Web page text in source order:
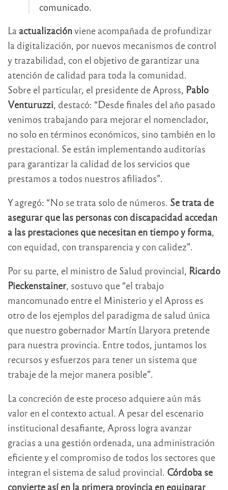
comunicado.
La actualizaciónviene acompañada de profundizar
la digitalización, por nuevos mecanismos de control
y trazabilidad, con el objetivo de garantizar una
atención de calidad para toda la comunidad.
Sobre el particular, el presidente de Apross, Pablo
Venturuzzi, destacó: “Desde finales del año pasado
venimos trabajando para mejorar el nomenclador,
no solo en términos económicos, sino también en lo
prestacional. Se están implementando auditorías
para garantizar la calidad de los servicios que
prestamos a todos nuestros afiliados”.
Y agregó: “No se trata solo de números. Se trata de
asegurar que las personas con discapacidad accedan
a las prestaciones que necesitan en tiempo y forma,
con equidad, con transparencia y con calidez”.
Por su parte, el ministro de Salud provincial, Ricardo
Pieckenstainer, sostuvo que “el trabajo
mancomunado entre el Ministerio y el Apross es
otro de los ejemplos del paradigma de salud única
que nuestro gobernador Martín Llaryora pretende
para nuestra provincia. Entre todos, juntamos los
recursos y esfuerzos para tener un sistema que
trabaje de la mejor manera posible”.
La concreción de este proceso adquiere aún más
valor en el contexto actual. A pesar del escenario
institucional desafiante, Apross logra avanzar
gracias a una gestión ordenada, una administración
eficiente y el compromiso de todos los sectores que
integran el sistema de salud provincial. Córdoba se
convierte así en la primera provincia en equiparar